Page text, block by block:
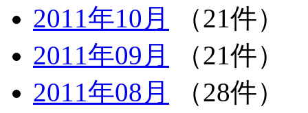
2011年10月
（21件）
2011年09月
（21件）
2011年08月
（28件）